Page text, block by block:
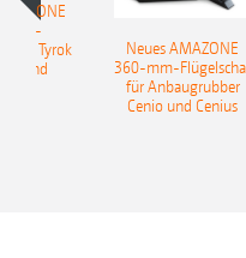
Tyrok
Neues AMAZONE
360-mm-
für Anbaugrubber
Cenio und Cenius